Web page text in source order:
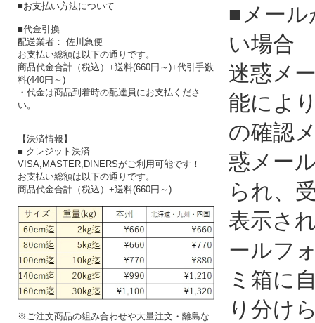
■お支払い方法について
■代金引換
配送業者： 佐川急便
お支払い総額は以下の通りです。
商品代金合計（税込）+送料(660円～)+代引手数
料(440円～)
・代金は商品到着時の配達員にお支払くださ
い。
【決済情報】
■ クレジット決済
VISA,MASTER,DINERSがご利用可能です！
お支払い総額は以下の通りです。
商品代金合計（税込）+送料(660円～)
※ご注文商品の組み合わせや大量注文・離島な
■メール
い場合
迷惑メ
能によ
の確認
惑メー
られ、
表示さ
ールフ
ミ箱に
り分け